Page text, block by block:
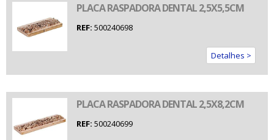
PLACA RASPADORA DENTAL 2,5X5,5CM
REF: 500240698
Detalhes >
PLACA RASPADORA DENTAL 2,5X8,2CM
REF: 500240699